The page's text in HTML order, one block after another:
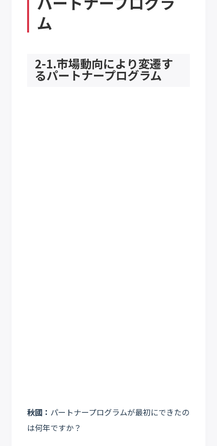
ム
2-1.市場動向により変遷す
るパートナープログラム
秋國： パートナープログラムが最初にできたの
は何年ですか？